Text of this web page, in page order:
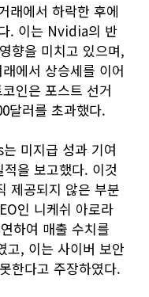
래에서 하락한 후에
. 이는 Nvidia의 반
향을 미치고 있으며,
에서 상승세를 이어
인은 포스트 선거
달러를 초과했다.
미지급 성과 기여
을 보고했다. 이것
제공되지 않은 부분
인 니케쉬 아로라
하여 매출 수치를
고, 이는 사이버 보안
한다고 주장하였다.